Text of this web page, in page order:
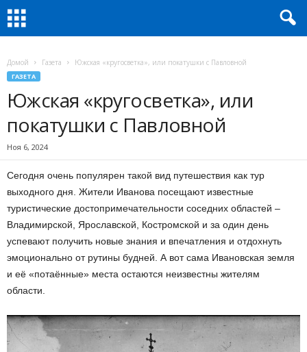
Домой Газета Южская «кругосветка», или покатушки с Павловной
ГАЗЕТА
Южская «кругосветка», или
покатушки с Павловной
Ноя 6, 2024
Сегодня очень популярен такой вид путешествия как тур
выходного дня. Жители Иванова посещают известные
туристические достопримечательности соседних областей –
Владимирской, Ярославской, Костромской и за один день
успевают получить новые знания и впечатления и отдохнуть
эмоционально от рутины будней. А вот сама Ивановская земля
и её «потаённые» места остаются неизвестны жителям
области.